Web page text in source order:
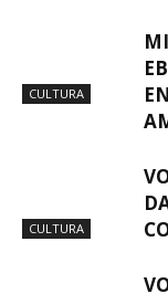
CULTURA
CULTURA